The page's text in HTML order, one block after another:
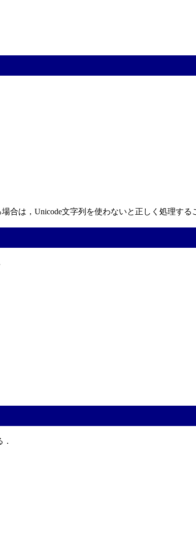
は，Unicode文字列を使わないと正しく処理する